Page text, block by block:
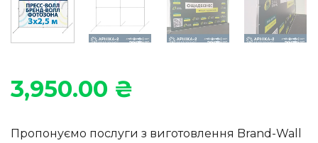
3,950.00 ₴
Пропонуємо послуги з виготовлення Brand-Wall